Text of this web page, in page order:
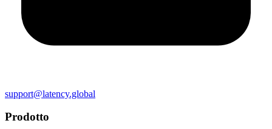
support@latency.global
Prodotto